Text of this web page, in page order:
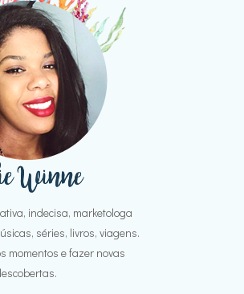
indecisa, marketologa
séries, livros, viagens.
momentos e fazer novas